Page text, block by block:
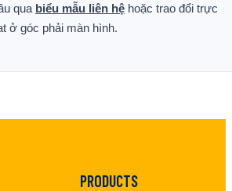
qua biểu mẫu liên hệ hoặc trao đổi trực
ở góc phải màn hình.
PRODUCTS